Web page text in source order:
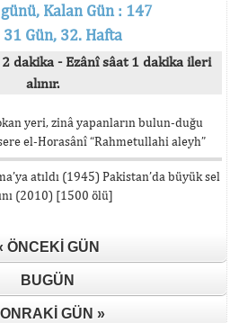
günü, Kalan Gün : 147
31 Gün, 32. Hafta
2 dakika - Ezânî sâat 1 dakika ileri
alınır.
yeri, zinâ yapanların bulun-duğu
el-Horasânî “Rahmetullahi aleyh”
atıldı (1945) Pakistan’da büyük sel
(2010) [1500 ölü]
ÖNCEKI GÜN
BUGÜN
GÜN »